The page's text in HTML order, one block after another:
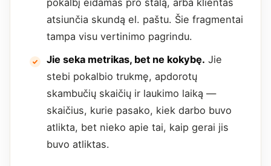
pokalbį eidamas pro stalą, arba klientas
atsiunčia skundą el. paštu. Šie fragmentai
tampa visu vertinimo pagrindu.
Jie seka metrikas, bet ne kokybę. Jie
stebi pokalbio trukmę, apdorotų
skambučių skaičių ir laukimo laiką —
skaičius, kurie pasako, kiek darbo buvo
atlikta, bet nieko apie tai, kaip gerai jis
buvo atliktas.